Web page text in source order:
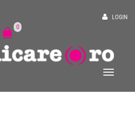
LOGIN
0